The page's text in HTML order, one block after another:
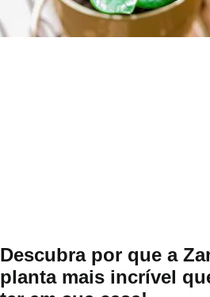
Descubra por que a
planta mais incrível